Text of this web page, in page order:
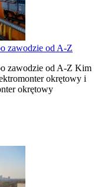
zawodzie od A-Z
zawodzie od A-Z Kim
okrętowy i
okrętowy